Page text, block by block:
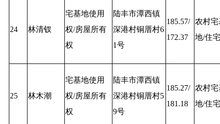
24 林清钗
宅基地使用
权/房屋所有
权
陆丰市潭西镇
深港村铜厝村6
1号
185.57/
172.37
农村宅
地/住宅
25 林木潮
宅基地使用
权/房屋所有
权
陆丰市潭西镇
深港村铜厝村5
9号
185.27/
181.18
农村宅
地/住宅